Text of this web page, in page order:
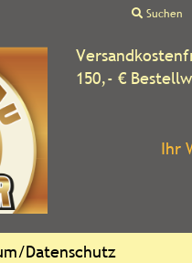
Suchen
150,- €
Ihr
Datenschutz